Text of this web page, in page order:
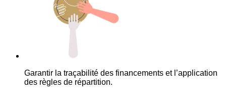
Garantir la traçabilité des financements et l’application
des règles de répartition.